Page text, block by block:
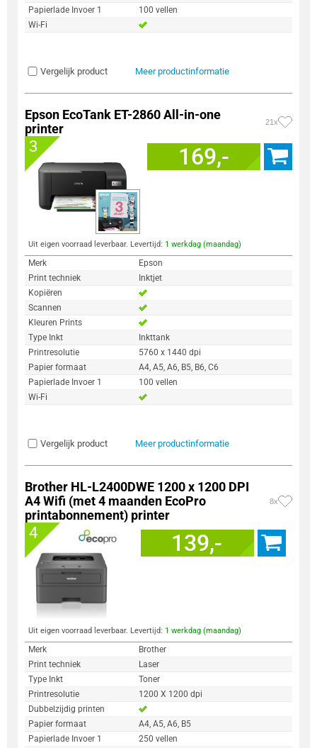
Papierlade Invoer 1
100 vellen
Wi-Fi
Vergelijk product Meer productinformatie
Epson EcoTank ET-2860 All-in-one
printer
21x
3 169,-
Uit eigen voorraad leverbaar. Levertijd: 1 werkdag (maandag)
Merk
Epson
Print techniek
Inktjet
Kopiëren
Scannen
Kleuren Prints
Type Inkt
Inkttank
Printresolutie
5760 x 1440 dpi
Papier formaat
A4, A5, A6, B5, B6, C6
Papierlade Invoer 1
100 vellen
Wi-Fi
Vergelijk product Meer productinformatie
Brother HL-L2400DWE 1200 x 1200 DPI
A4 Wifi (met 4 maanden EcoPro
printabonnement) printer
8x
4 139,-
Uit eigen voorraad leverbaar. Levertijd: 1 werkdag (maandag)
Merk
Brother
Print techniek
Laser
Type Inkt
Toner
Printresolutie
1200 X 1200 dpi
Dubbelzijdig printen
Papier formaat
A4, A5, A6, B5
Papierlade Invoer 1
250 vellen